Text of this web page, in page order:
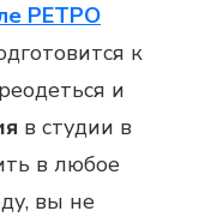
РЕТРО
к
и
в студии в
в любое
вы не